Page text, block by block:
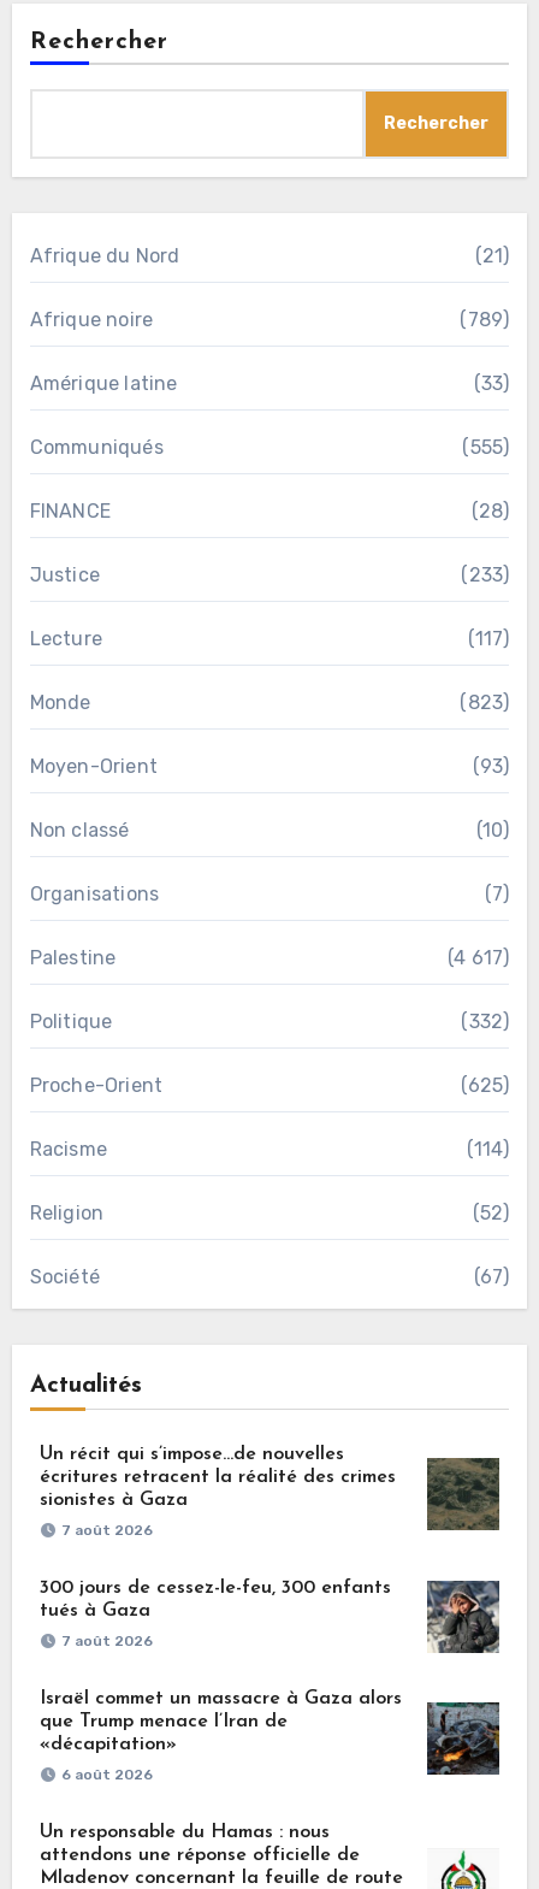
Rechercher
Rechercher
Afrique du Nord (21)
Afrique noire (789)
Amérique latine (33)
Communiqués (555)
FINANCE (28)
Justice (233)
Lecture (117)
Monde (823)
Moyen-Orient (93)
Non classé (10)
Organisations (7)
Palestine (4 617)
Politique (332)
Proche-Orient (625)
Racisme (114)
Religion (52)
Société (67)
Actualités
Un récit qui s’impose…de nouvelles
écritures retracent la réalité des crimes
sionistes à Gaza
7 août 2026
300 jours de cessez-le-feu, 300 enfants
tués à Gaza
7 août 2026
Israël commet un massacre à Gaza alors
que Trump menace l’Iran de
«décapitation»
6 août 2026
Un responsable du Hamas : nous
attendons une réponse officielle de
Mladenov concernant la feuille de route